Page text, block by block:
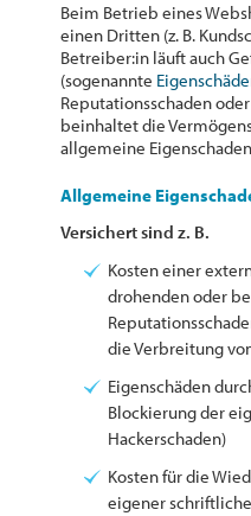
Beim Betrieb eines
einen Dritten (z. B.
Betreiber:in läuft auch
(sogenannte
Reputationsschaden
beinhaltet die
allgemeine
Allgemeine
Versichert sind z. B.
Kosten einer
drohenden oder
die Verbreitung
Eigenschäden
Blockierung der
Hackerschaden)
Kosten für die
eigener